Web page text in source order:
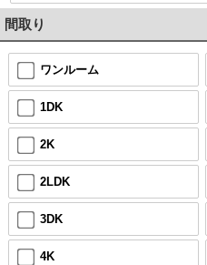
間取り
ワンルーム
1DK
2K
2LDK
3DK
4K